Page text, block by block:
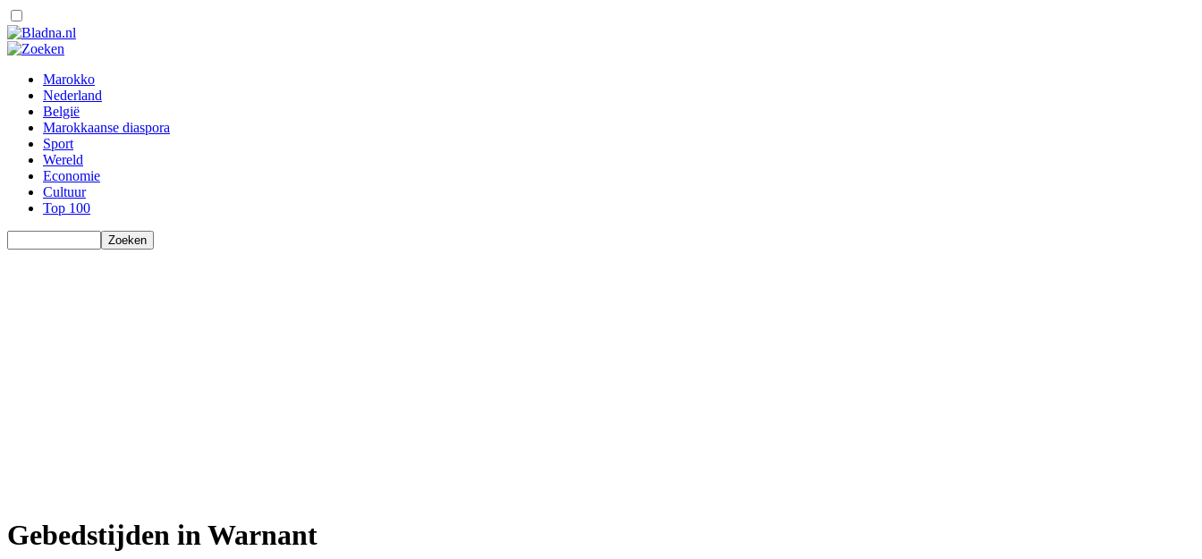
Marokko
Nederland
België
Marokkaanse diaspora
Sport
Wereld
Economie
Cultuur
Top 100
Gebedstijden in Warnant